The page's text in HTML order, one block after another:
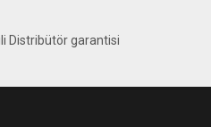
Distribütör garantisi